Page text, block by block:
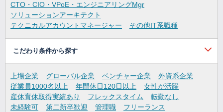
CTO・CIO・VPoE・エンジニアリングMgr
ソリューションアーキテクト
テクニカルアカウントマネージャー
その他IT系職種
こだわり条件から探す
上場企業 グローバル企業 ベンチャー企業
外資系企業
従業員1000名以上
年間休日120日以上
女性が活躍
産休育休取得実績あり
フレックスタイム
転勤なし
未経験可
第二新卒歓迎 管理職
フリーランス